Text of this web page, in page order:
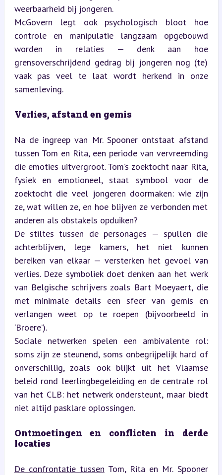
weerbaarheid bij jongeren.
McGovern legt ook psychologisch bloot hoe
controle en manipulatie langzaam opgebouwd
worden in relaties — denk aan hoe
grensoverschrijdend gedrag bij jongeren nog (te)
vaak pas veel te laat wordt herkend in onze
samenleving.
Verlies, afstand en gemis
Na de ingreep van Mr. Spooner ontstaat afstand
tussen Tom en Rita, een periode van vervreemding
die emoties uitvergroot. Tom’s zoektocht naar Rita,
fysiek en emotioneel, staat symbool voor de
zoektocht die veel jongeren doormaken: wie zijn
ze, wat willen ze, en hoe blijven ze verbonden met
anderen als obstakels opduiken?
De stiltes tussen de personages — spullen die
achterblijven, lege kamers, het niet kunnen
bereiken van elkaar — versterken het gevoel van
verlies. Deze symboliek doet denken aan het werk
van Belgische schrijvers zoals Bart Moeyaert, die
met minimale details een sfeer van gemis en
verlangen weet op te roepen (bijvoorbeeld in
‘Broere’).
Sociale netwerken spelen een ambivalente rol:
soms zijn ze steunend, soms onbegrijpelijk hard of
onverschillig, zoals ook blijkt uit het Vlaamse
beleid rond leerlingbegeleiding en de centrale rol
van het CLB: het netwerk ondersteunt, maar biedt
niet altijd pasklare oplossingen.
Ontmoetingen en conflicten in derde
locaties
De confrontatie tussen Tom, Rita en Mr. Spooner